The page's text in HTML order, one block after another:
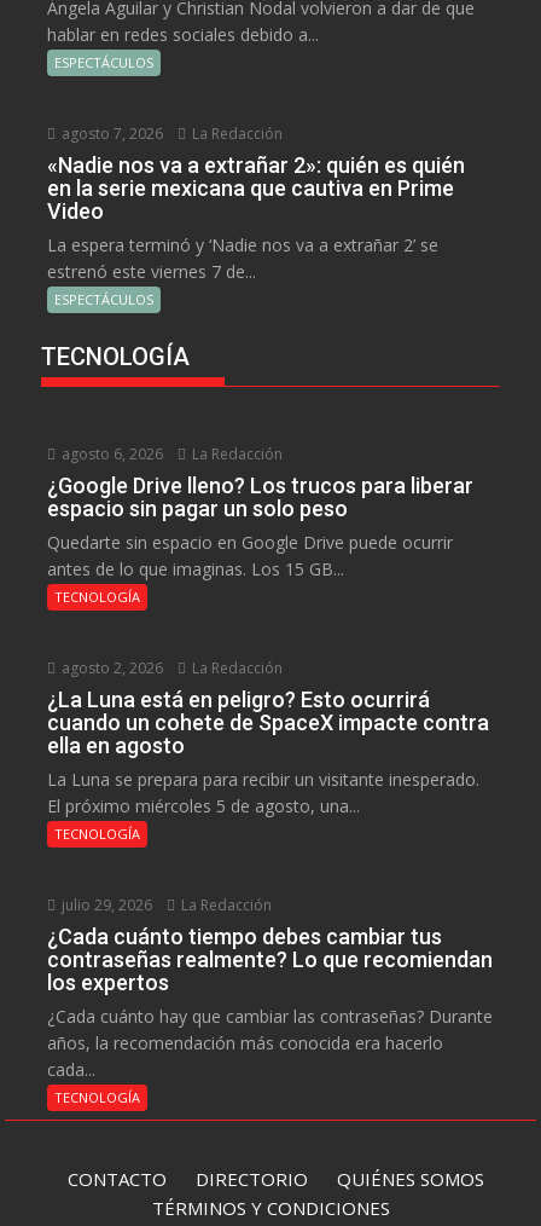
Ángela Aguilar y Christian Nodal volvieron a dar de que
hablar en redes sociales debido a...
ESPECTÁCULOS
agosto 7, 2026 La Redacción
«Nadie nos va a extrañar 2»: quién es quién
en la serie mexicana que cautiva en Prime
Video
La espera terminó y ‘Nadie nos va a extrañar 2’ se
estrenó este viernes 7 de...
ESPECTÁCULOS
TECNOLOGÍA
agosto 6, 2026 La Redacción
¿Google Drive lleno? Los trucos para liberar
espacio sin pagar un solo peso
Quedarte sin espacio en Google Drive puede ocurrir
antes de lo que imaginas. Los 15 GB...
TECNOLOGÍA
agosto 2, 2026 La Redacción
¿La Luna está en peligro? Esto ocurrirá
cuando un cohete de SpaceX impacte contra
ella en agosto
La Luna se prepara para recibir un visitante inesperado.
El próximo miércoles 5 de agosto, una...
TECNOLOGÍA
julio 29, 2026 La Redacción
¿Cada cuánto tiempo debes cambiar tus
contraseñas realmente? Lo que recomiendan
los expertos
¿Cada cuánto hay que cambiar las contraseñas? Durante
años, la recomendación más conocida era hacerlo
cada...
TECNOLOGÍA
CONTACTO DIRECTORIO QUIÉNES SOMOS
TÉRMINOS Y CONDICIONES